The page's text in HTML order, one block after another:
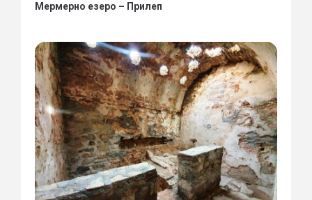
Мермерно езеро – Прилеп